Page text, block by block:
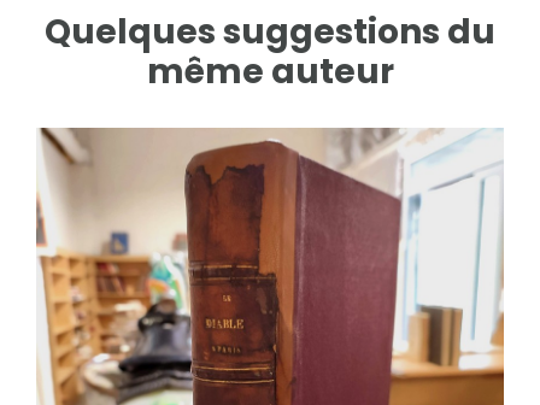
Quelques suggestions du
même auteur